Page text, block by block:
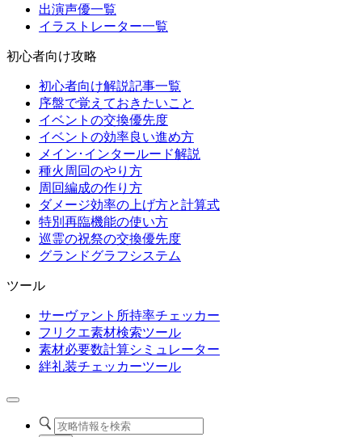
出演声優一覧
イラストレーター一覧
初心者向け攻略
初心者向け解説記事一覧
序盤で覚えておきたいこと
イベントの交換優先度
イベントの効率良い進め方
メイン･インタールード解説
種火周回のやり方
周回編成の作り方
ダメージ効率の上げ方と計算式
特別再臨機能の使い方
巡霊の祝祭の交換優先度
グランドグラフシステム
ツール
サーヴァント所持率チェッカー
フリクエ素材検索ツール
素材必要数計算シミュレーター
絆礼装チェッカーツール